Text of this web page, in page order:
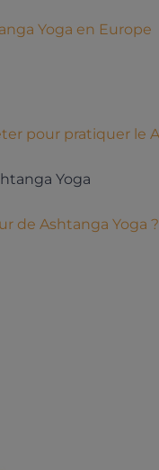
Yoga en Europe
pour pratiquer le
Yoga
de Ashtanga Yoga ?